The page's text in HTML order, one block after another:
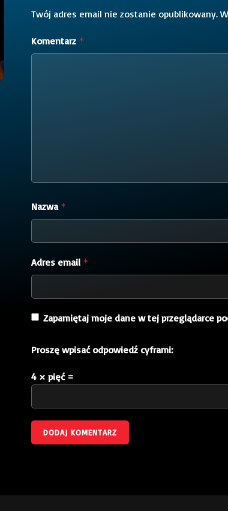
Twój adres email nie zostanie opublikowany.
Komentarz *
Nazwa *
Adres email *
Zapamiętaj moje dane w tej przeglądarce
Proszę wpisać odpowiedź cyframi:
4 × pięć =